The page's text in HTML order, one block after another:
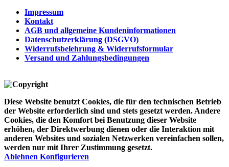
Impressum
Kontakt
AGB und allgemeine Kundeninformationen
Datenschutzerklärung (DSGVO)
Widerrufsbelehrung & Widerrufsformular
Versand und Zahlungsbedingungen
Diese Website benutzt Cookies, die für den technischen Betrieb
der Website erforderlich sind und stets gesetzt werden. Andere
Cookies, die den Komfort bei Benutzung dieser Website
erhöhen, der Direktwerbung dienen oder die Interaktion mit
anderen Websites und sozialen Netzwerken vereinfachen sollen,
werden nur mit Ihrer Zustimmung gesetzt.
Ablehnen Konfigurieren